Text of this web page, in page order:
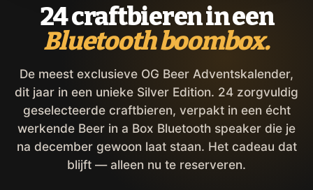
24 craftbieren in een
Bluetooth boombox.
De meest exclusieve OG Beer Adventskalender,
dit jaar in een unieke Silver Edition. 24 zorgvuldig
geselecteerde craftbieren, verpakt in een écht
werkende Beer in a Box Bluetooth speaker die je
na december gewoon laat staan. Het cadeau dat
blijft — alleen nu te reserveren.